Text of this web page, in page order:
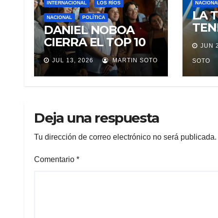
INTERNACIONAL LOS RÍOS
NACIONAL POLÍTICA
DANIEL NOBOA
CIERRA EL TOP 10
DE PRESIDENTES
CON MEJOR
IMAGEN EN
JUL 13, 2026 MARTIN SOTO
LA
AJUN
SOTO
Deja una respuesta
Tu dirección de correo electrónico no será publicada.
Comentario *